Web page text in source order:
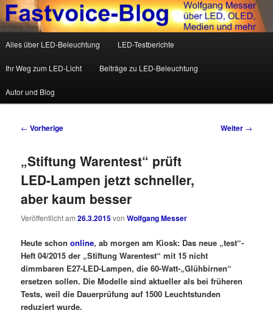
Fastvoice-Blog
Wolfgang Messer über LED, OLED, Medien und mehr
Zum Inhalt wechseln
Zum sekundären Inhalt wechseln
Alles über LED-Beleuchtung LED-Testberichte
Ihr Weg zum LED-Licht Beiträge zu LED-Beleuchtung
Autor und Blog
Beitrags-Navigation
← Vorherige Weiter →
„Stiftung Warentest“ prüft
LED-Lampen jetzt schneller,
aber kaum besser
Veröffentlicht am26.3.2015vonWolfgang Messer
Heute schononline, ab morgen am Kiosk: Das neue „test“-
Heft 04/2015 der „Stiftung Warentest“ mit 15 nicht
dimmbaren E27-LED-Lampen, die 60-Watt-„Glühbirnen“
ersetzen sollen. Die Modelle sind aktueller als bei früheren
Tests, weil die Dauerprüfung auf 1500 Leuchtstunden
reduziert wurde.